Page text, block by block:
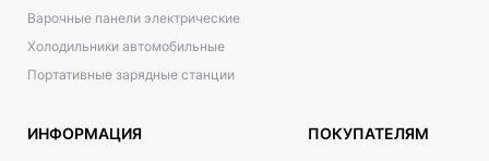
Варочные панели электрические
Холодильники автомобильные
Портативные зарядные станции
ИНФОРМАЦИЯ ПОКУПАТЕЛЯМ